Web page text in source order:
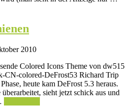
2010
Colored Icons Theme von dw515
CN-colored-DeFrost53 Richard Trip
heute kam DeFrost 5.3 heraus.
sieht jetzt schick aus und